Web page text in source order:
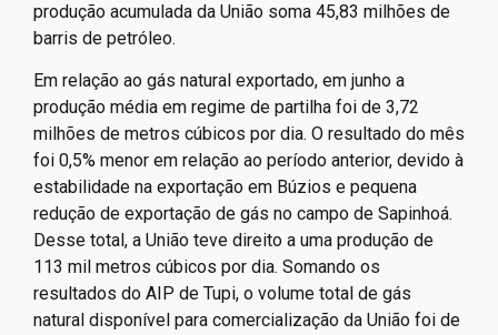
produção acumulada da União soma 45,83 milhões de
barris de petróleo.
Em relação ao gás natural exportado, em junho a
produção média em regime de partilha foi de 3,72
milhões de metros cúbicos por dia. O resultado do mês
foi 0,5% menor em relação ao período anterior, devido à
estabilidade na exportação em Búzios e pequena
redução de exportação de gás no campo de Sapinhoá.
Desse total, a União teve direito a uma produção de
113 mil metros cúbicos por dia. Somando os
resultados do AIP de Tupi, o volume total de gás
natural disponível para comercialização da União foi de